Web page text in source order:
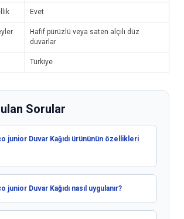
Evet
Hafif pürüzlü veya saten alçılı düz
duvarlar
Türkiye
Sorular
junior Duvar Kağıdı ürününün özellikleri
junior Duvar Kağıdı nasıl uygulanır?